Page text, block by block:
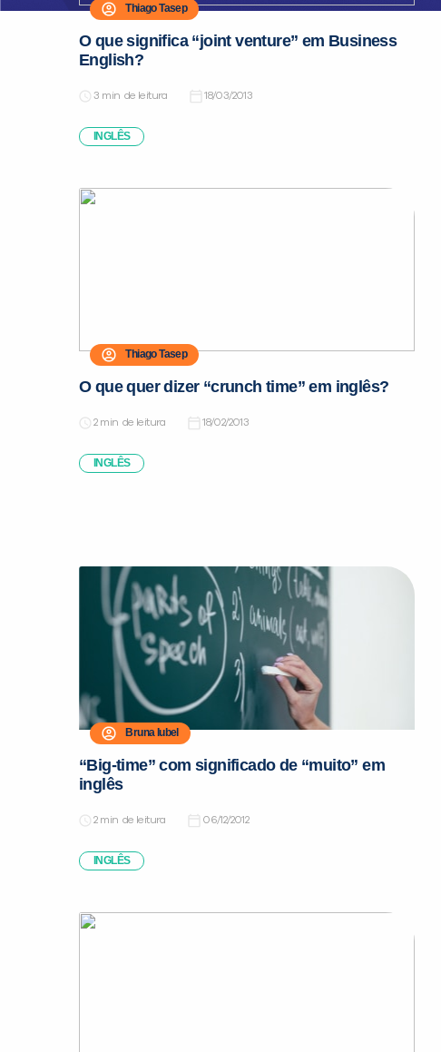
Thiago Tasep
O que significa “joint venture” em Business
English?
de leitura 18/03/2013
INGLÊS
Thiago Tasep
O que quer dizer “crunch time” em inglês?
de leitura 18/02/2013
INGLÊS
Bruna Iubel
“Big-time” com significado de “muito” em
inglês
de leitura 06/12/2012
INGLÊS